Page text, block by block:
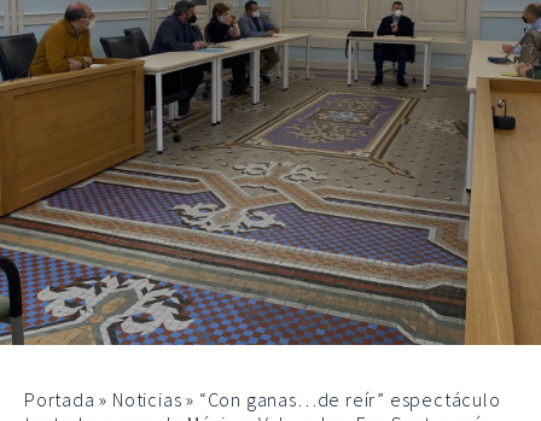
Portada » Noticias » “Con ganas…de reír” espectáculo